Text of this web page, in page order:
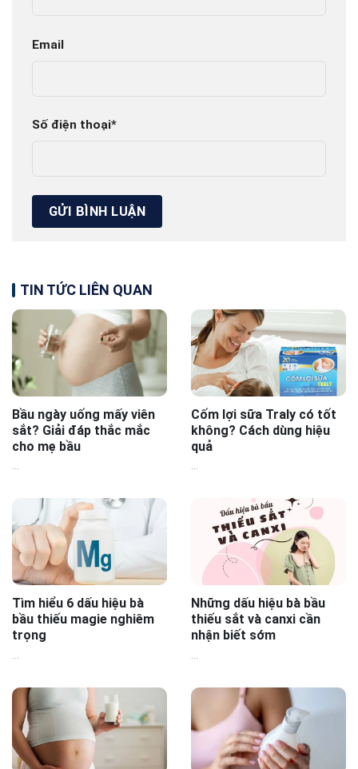
Email
Số điện thoại*
TIN TỨC LIÊN QUAN
Bầu ngày uống mấy viên
sắt? Giải đáp thắc mắc
cho mẹ bầu
Cốm lợi sữa Traly có tốt
không? Cách dùng hiệu
quả
Tìm hiểu 6 dấu hiệu bà
bầu thiếu magie nghiêm
trọng
Những dấu hiệu bà bầu
thiếu sắt và canxi cần
nhận biết sớm